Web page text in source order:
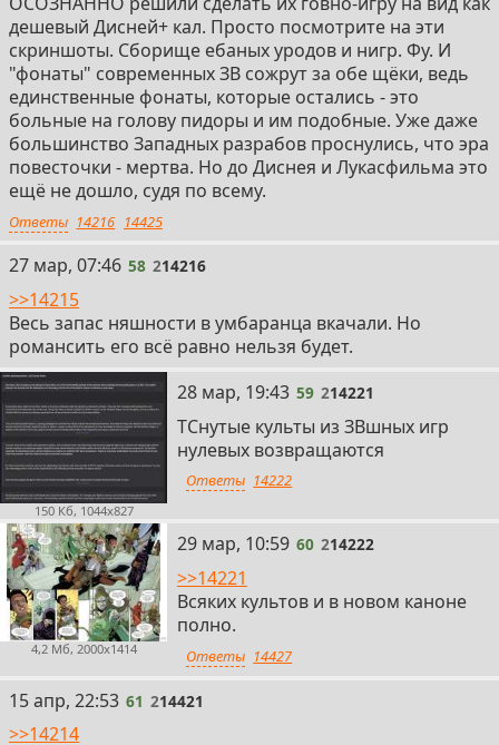
дешевый Дисней+ кал. Просто посмотрите на эти
скриншоты. Сборище ебаных уродов и нигр. Фу. И
"фонаты" современных ЗВ сожрут за обе щёки, ведь
единственные фонаты, которые остались - это
больные на голову пидоры и им подобные. Уже даже
большинство Западных разрабов проснулись, что эра
повесточки - мертва. Но до Диснея и Лукасфильма это
ещё не дошло, судя по всему.
Ответы 14216 14425
58
27 мар, 07:46 58 214216
>>14215
Весь запас няшности в умбаранца вкачали. Но
романсить его всё равно нельзя будет.
150 Кб, 1044x827
59
28 мар, 19:43 59 214221
ТСнутые культы из ЗВшных игр
нулевых возвращаются
Ответы 14222
4,2 Мб, 2000x1414
60
29 мар, 10:59 60 214222
>>14221
Всяких культов и в новом каноне
полно.
Ответы 14427
61
15 апр, 22:53 61 214421
>>14214